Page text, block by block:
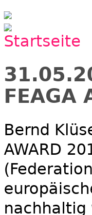
FEAGA
Bernd
AWARD
nachhaltig